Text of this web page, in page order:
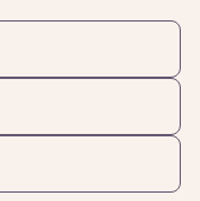
lieu de vie
dans un
de créer votre
ARLOGIS sur
Le modèle est